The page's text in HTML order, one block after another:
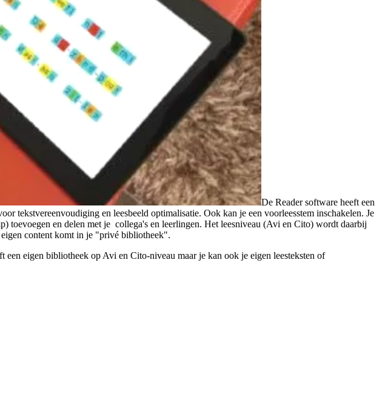
De Reader software heeft een
tekstvereenvoudiging en leesbeeld optimalisatie. Ook kan je een voorleesstem inschakelen. Je
en delen met je collega's en leerlingen. Het leesniveau (Avi en Cito) wordt daarbij
content komt in je "privé bibliotheek".
een eigen bibliotheek op Avi en Cito-niveau maar je kan ook je eigen leesteksten of